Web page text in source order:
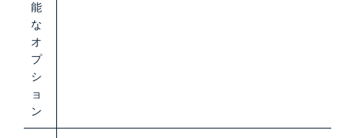
能
な
オ
プ
シ
ョ
ン